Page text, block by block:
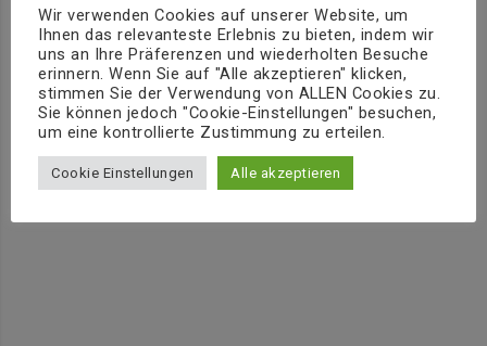
Wir verwenden Cookies auf unserer Website, um
Ihnen das relevanteste Erlebnis zu bieten, indem wir
uns an Ihre Präferenzen und wiederholten Besuche
erinnern. Wenn Sie auf "Alle akzeptieren" klicken,
stimmen Sie der Verwendung von ALLEN Cookies zu.
Sie können jedoch "Cookie-Einstellungen" besuchen,
um eine kontrollierte Zustimmung zu erteilen.
Cookie Einstellungen Alle akzeptieren